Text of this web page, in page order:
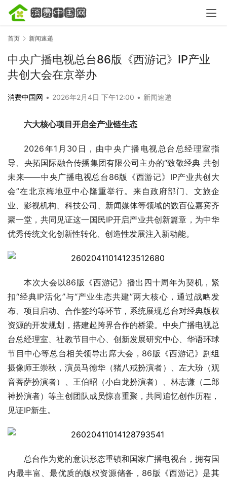
首页 新闻速递
中央广播电视总台86版《西游记》IP产业
共创大会在京举办
消费中国网 • 2026年2月4日 下午12:00 • 新闻速递
六大核心项目开启全产业链生态
2026年1月30日，由中央广播电视总台总经理室指
导、央拓国际融合传播集团有限公司主办的“致敬经典 共创
未来——中央广播电视总台86版《西游记》IP产业共创大
会”在北京梅地亚中心隆重举行。来自政府部门、文旅企
业、影视机构、科技公司、新闻媒体等领域的数百位嘉宾齐
聚一堂，共同见证这一国民IP开启产业共创新篇章，为中华
优秀传统文化创新性转化、创造性发展注入新动能。
本次大会以86版《西游记》播出四十周年为契机，紧
扣“经典IP活化”与“产业生态共建”两大核心，通过战略发
布、项目启动、合作签约等环节，系统展现总台对经典版权
资源的开发规划，搭建起跨界合作的桥梁。中央广播电视总
台总经理室、社教节目中心、创新发展研究中心、华语环球
节目中心等总台相关领导出席大会，86版《西游记》剧组
摄像师王崇秋，演员马德华（猪八戒扮演者）、左大玢（观
音菩萨扮演者）、王伯昭（小白龙扮演者）、林志谦（二郎
神扮演者）等主创团队成员惊喜重聚，共同追忆创作历程，
见证IP新生。
总台作为党的意识形态重镇和国家广播电视台，拥有国
内最丰富、最优质的版权资源储备，86版《西游记》是其